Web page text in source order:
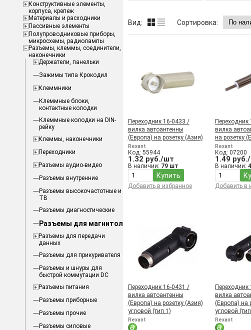
Конструктивные элементы,
корпуса, крепеж
Материалы и расходники
Пассивные элементы
Полупроводниковые приборы,
микросхемы, радиолампы
Разъемы, клеммы, соединители,
наконечники
Держатели, панельки
Зажимы типа Крокодил
Клеммники
Клеммные блоки,
контактные колодки
Клеммные колодки на DIN-
рейку
Клеммы, наконечники
Переходники
Разъемы аудио-видео
Разъемы внутренние
Разъемы высокочастотные и
ТВ
Разъемы диагностические
Разъемы для магнитол
Разъемы для передачи
данных
Разъемы для прикуривателя
Разъемы и шнуры для
быстрой коммутации DC
Разъемы питания
Разъемы приборные
Разъемы прочие
Разъемы силовые
Вид: Сортировка:
Переходник 16-0433 /
вилка автоантенны
(Европа) на розетку (Азия)
Rexant
Код: 55944
1.32 руб./шт
В наличии: 79 шт
Купить
Добавить в избранное
вилка
на розетку
Rexant
Код: 07200
1.49
В наличии:
Добавить в
Переходник 16-0431 /
вилка автоантенны
(Европа) на розетку (Aзия)
угловой (тип 1)
Rexant
вилка
(Европа) на
угловой
Rexant